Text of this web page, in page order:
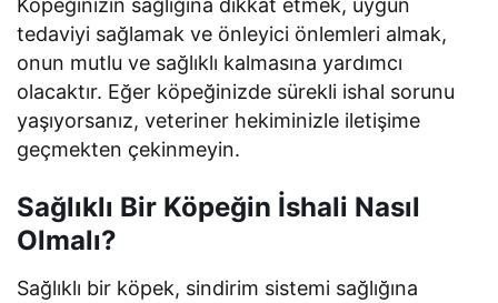
Köpeğinizin sağlığına dikkat etmek, uygun
tedaviyi sağlamak ve önleyici önlemleri almak,
onun mutlu ve sağlıklı kalmasına yardımcı
olacaktır. Eğer köpeğinizde sürekli ishal sorunu
yaşıyorsanız, veteriner hekiminizle iletişime
geçmekten çekinmeyin.
Sağlıklı Bir Köpeğin İshali Nasıl
Olmalı?
Sağlıklı bir köpek, sindirim sistemi sağlığına